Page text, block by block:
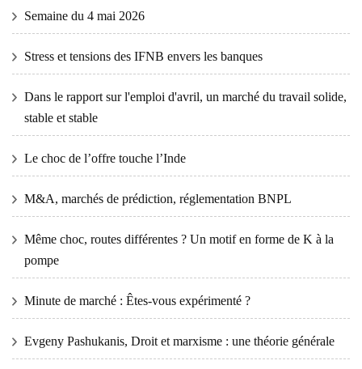
Semaine du 4 mai 2026
Stress et tensions des IFNB envers les banques
Dans le rapport sur l'emploi d'avril, un marché du travail solide,
stable et stable
Le choc de l’offre touche l’Inde
M&A, marchés de prédiction, réglementation BNPL
Même choc, routes différentes ? Un motif en forme de K à la
pompe
Minute de marché : Êtes-vous expérimenté ?
Evgeny Pashukanis, Droit et marxisme : une théorie générale